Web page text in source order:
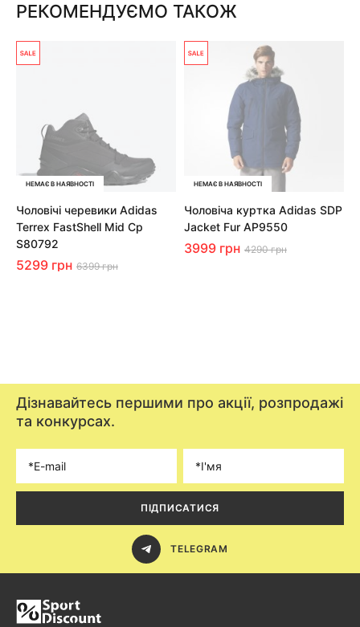
РЕКОМЕНДУЄМО ТАКОЖ
НЕМАЄ В НАЯВНОСТІ
Чоловічі черевики Adidas
Terrex FastShell Mid Cp
S80792
5299 грн 6399 грн
НЕМАЄ В НАЯВНОСТІ
Чоловіча куртка Adidas SDP
Jacket Fur AP9550
3999 грн 4290 грн
Дізнавайтесь першими про акції, розпродажі
та конкурсах.
ПІДПИСАТИСЯ
TELEGRAM